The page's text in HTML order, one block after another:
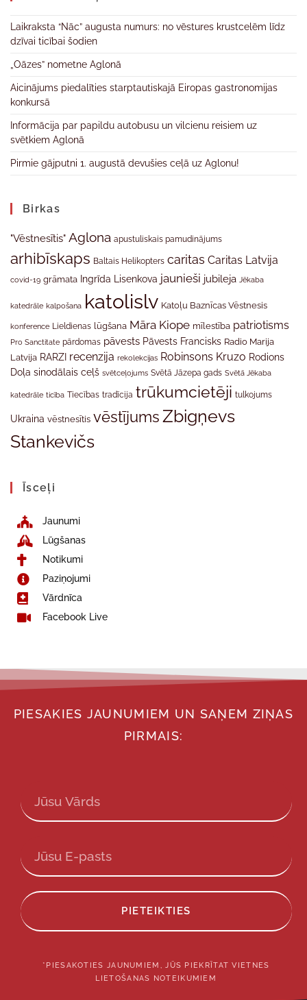
Laikraksta “Nāc” augusta numurs: no vēstures krustcelēm līdz
dzīvai ticībai šodien
„Oāzes” nometne Aglonā
Aicinājums piedalīties starptautiskajā Eiropas gastronomijas
konkursā
Informācija par papildu autobusu un vilcienu reisiem uz
svētkiem Aglonā
Pirmie gājputni 1. augustā devušies ceļā uz Aglonu!
Birkas
"Vēstnesītis" Aglona apustuliskais pamudinājums
arhibīskaps Baltais Helikopters caritas Caritas Latvija
covid-19 grāmata Ingrīda Lisenkova jaunieši jubileja Jēkaba
katedrāle kalpošana katolislv Katoļu Baznīcas Vēstnesis
konference Lieldienas lūgšana Māra Kiope mīlestība patriotisms
Pro Sanctitate pārdomas pāvests Pāvests Francisks Radio Marija
Latvija RARZI recenzija rekolekcijas Robinsons Kruzo Rodions
Doļa sinodālais ceļš svētceļojums Svētā Jāzepa gads Svētā Jēkaba
katedrāle ticība Tiecības tradīcija trūkumcietēji tulkojums
Ukraina vēstnesītis vēstījumsZbigņevs
Stankevičs
Īsceļi
Jaunumi
Lūgšanas
Notikumi
Paziņojumi
Vārdnīca
Facebook Live
PIESAKIES JAUNUMIEM UN SAŅEM ZIŅAS
PIRMAIS:
PIETEIKTIES
*PIESAKOTIES JAUNUMIEM, JŪS PIEKRĪTAT VIETNES
LIETOŠANAS NOTEIKUMIEM